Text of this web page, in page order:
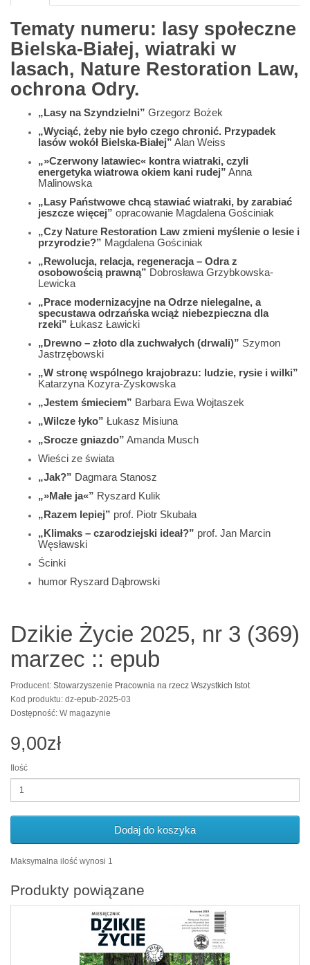
Tematy numeru: lasy społeczne
Bielska-Białej, wiatraki w
lasach, Nature Restoration Law,
ochrona Odry.
„Lasy na Szyndzielni” Grzegorz Bożek
„Wyciąć, żeby nie było czego chronić. Przypadek
lasów wokół Bielska-Białej” Alan Weiss
„»Czerwony latawiec« kontra wiatraki, czyli
energetyka wiatrowa okiem kani rudej” Anna
Malinowska
„Lasy Państwowe chcą stawiać wiatraki, by zarabiać
jeszcze więcej” opracowanie Magdalena Gościniak
„Czy Nature Restoration Law zmieni myślenie o lesie i
przyrodzie?” Magdalena Gościniak
„Rewolucja, relacja, regeneracja – Odra z
osobowością prawną” Dobrosława Grzybkowska-
Lewicka
„Prace modernizacyjne na Odrze nielegalne, a
specustawa odrzańska wciąż niebezpieczna dla
rzeki” Łukasz Ławicki
„Drewno – złoto dla zuchwałych (drwali)” Szymon
Jastrzębowski
„W stronę wspólnego krajobrazu: ludzie, rysie i wilki”
Katarzyna Kozyra-Zyskowska
„Jestem śmieciem” Barbara Ewa Wojtaszek
„Wilcze łyko” Łukasz Misiuna
„Srocze gniazdo” Amanda Musch
Wieści ze świata
„Jak?” Dagmara Stanosz
„»Małe ja«” Ryszard Kulik
„Razem lepiej” prof. Piotr Skubała
„Klimaks – czarodziejski ideał?” prof. Jan Marcin
Węsławski
Ścinki
humor Ryszard Dąbrowski
Dzikie Życie 2025, nr 3 (369)
marzec :: epub
Producent: Stowarzyszenie Pracownia na rzecz Wszystkich Istot
Kod produktu: dz-epub-2025-03
Dostępność: W magazynie
9,00zł
Ilość
Dodaj do koszyka
Maksymalna ilość wynosi 1
Produkty powiązane